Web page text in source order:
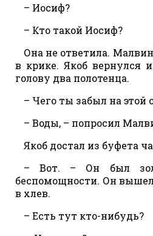
– Иосиф?
– Кто такой Иосиф?
Она не ответила.
в крике. Якоб вернулся
голову два полотенца.
– Чего ты забыл на этой
– Воды, – попросил
Якоб достал из буфета
– Вот. – Он был
беспомощности. Он
в хлев.
– Есть тут кто-нибудь?